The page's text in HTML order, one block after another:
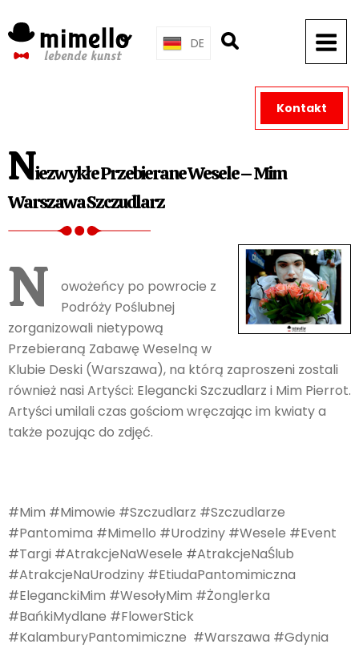
to
content
DE
Niezwykłe Przebierane Wesele – Mim
Warszawa Szczudlarz
N
owożeńcy po powrocie z
Podróży Poślubnej
zorganizowali nietypową
Przebieraną Zabawę Weselną w
Klubie Deski (Warszawa), na którą zaproszeni zostali
również nasi Artyści: Elegancki Szczudlarz i Mim Pierrot.
Artyści umilali czas gościom wręczając im kwiaty a
także pozując do zdjęć.
#Mim #Mimowie #Szczudlarz #Szczudlarze
#Pantomima #Mimello #Urodziny #Wesele #Event
#Targi #AtrakcjeNaWesele #AtrakcjeNaŚlub
#AtrakcjeNaUrodziny #EtiudaPantomimiczna
#EleganckiMim #WesołyMim #Żonglerka
#BańkiMydlane #FlowerStick
#KalamburyPantomimiczne #Warszawa #Gdynia
Kontakt